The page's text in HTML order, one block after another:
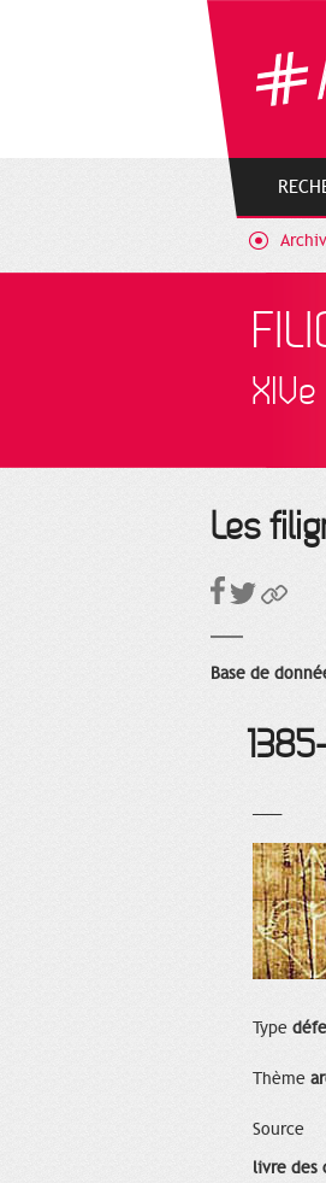
Les
Base de
Type
Thème
Source
livre des
Gestion de vos préférences sur les